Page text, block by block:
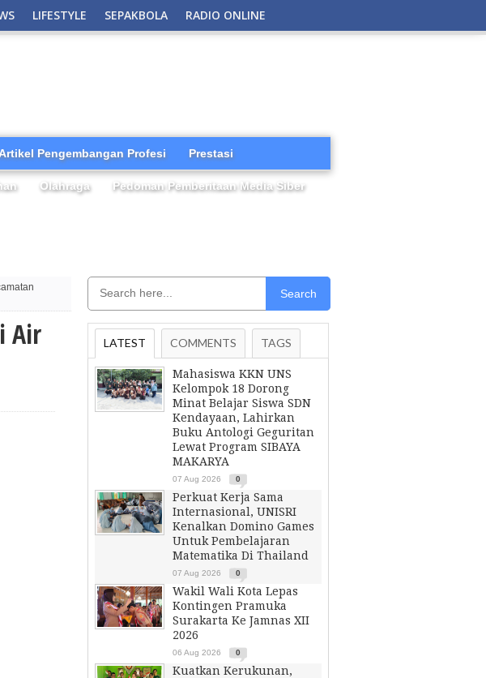
LIFESTYLE SEPAKBOLA RADIO ONLINE
Pengembangan Profesi Prestasi
Olahraga Pedoman Pemberitaan Media Siber
Air
Search
LATEST COMMENTS TAGS
Mahasiswa KKN UNS
Kelompok 18 Dorong
Minat Belajar Siswa SDN
Kendayaan, Lahirkan
Buku Antologi Geguritan
Lewat Program SIBAYA
MAKARYA
07 Aug 2026 0
Perkuat Kerja Sama
Internasional, UNISRI
Kenalkan Domino Games
Untuk Pembelajaran
Matematika Di Thailand
07 Aug 2026 0
Wakil Wali Kota Lepas
Kontingen Pramuka
Surakarta Ke Jamnas XII
2026
06 Aug 2026 0
Kuatkan Kerukunan,